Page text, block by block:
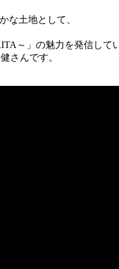
な土地として、
～」の魅力を発信して
さんです。